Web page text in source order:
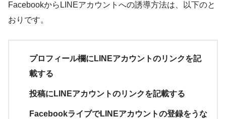
FacebookからLINEアカウントへの誘導方法は、以下のと
おりです。
プロフィール欄にLINEアカウントのリンクを記
載する
投稿にLINEアカウントのリンクを記載する
FacebookライブでLINEアカウントの登録をうな